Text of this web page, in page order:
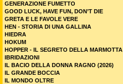
GENERAZIONE FUMETTO
GOOD LUCK, HAVE FUN, DON’T DIE
GRETA E LE FAVOLE VERE
HEN - STORIA DI UNA GALLINA
HIEDRA
HOKUM
HOPPER - IL SEGRETO DELLA MARMOTTA
IBRIDAZIONI
IL BACIO DELLA DONNA RAGNO (2026)
IL GRANDE BOCCIA
IL MONDO OLTRE